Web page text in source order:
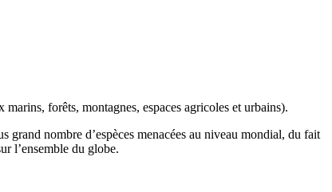
forêts, montagnes, espaces agricoles et urbains).
grand nombre d’espèces menacées au niveau mondial, du fait
l’ensemble du globe.